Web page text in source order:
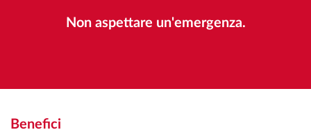
Non aspettare un'emergenza.
Benefici